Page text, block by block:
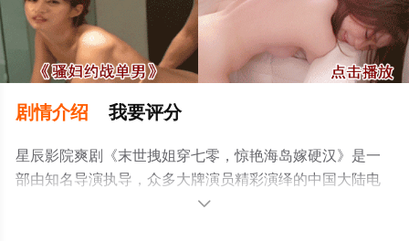
剧情介绍 我要评分
星辰影院爽剧《末世拽姐穿七零，惊艳海岛嫁硬汉》是一
部由知名导演执导，众多大牌演员精彩演绎的中国大陆电
视剧，大结局剧情已揭晓（1-1全集），超前点播免费观看
